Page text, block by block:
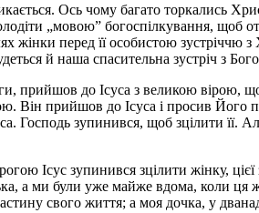
Ось чому багато торкались
„мовою” богоспілкування,
перед її особистою
й наша спасительна зустріч з
прийшов до Ісуса з великою вірою,
Він прийшов до Ісуса і просив
Господь зупинився, щоб зцілити її.
Ісус зупинився зцілити жінку,
а ми були уже майже вдома, коли ця
свого життя; а моя дочка, у